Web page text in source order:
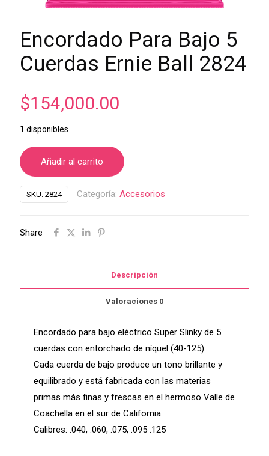
Encordado Para Bajo 5
Cuerdas Ernie Ball 2824
$154,000.00
1 disponibles
Añadir al carrito
SKU: 2824 Categoría: Accesorios
Share
Descripción
Valoraciones 0
Encordado para bajo eléctrico Super Slinky de 5
cuerdas con entorchado de níquel (40-125)
Cada cuerda de bajo produce un tono brillante y
equilibrado y está fabricada con las materias
primas más finas y frescas en el hermoso Valle de
Coachella en el sur de California
Calibres: .040, .060, .075, .095 .125